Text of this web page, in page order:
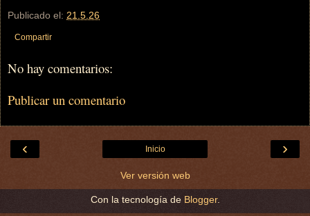
Publicado el: 21.5.26
Compartir
No hay comentarios:
Publicar un comentario
‹ ›
Inicio
Ver versión web
Con la tecnología de Blogger.